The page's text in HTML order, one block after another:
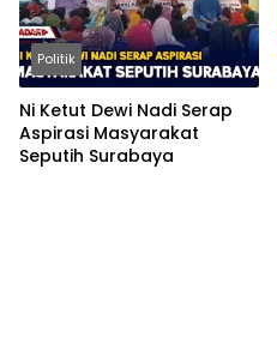
Politik
Ni Ketut Dewi Nadi Serap
Aspirasi Masyarakat
Seputih Surabaya